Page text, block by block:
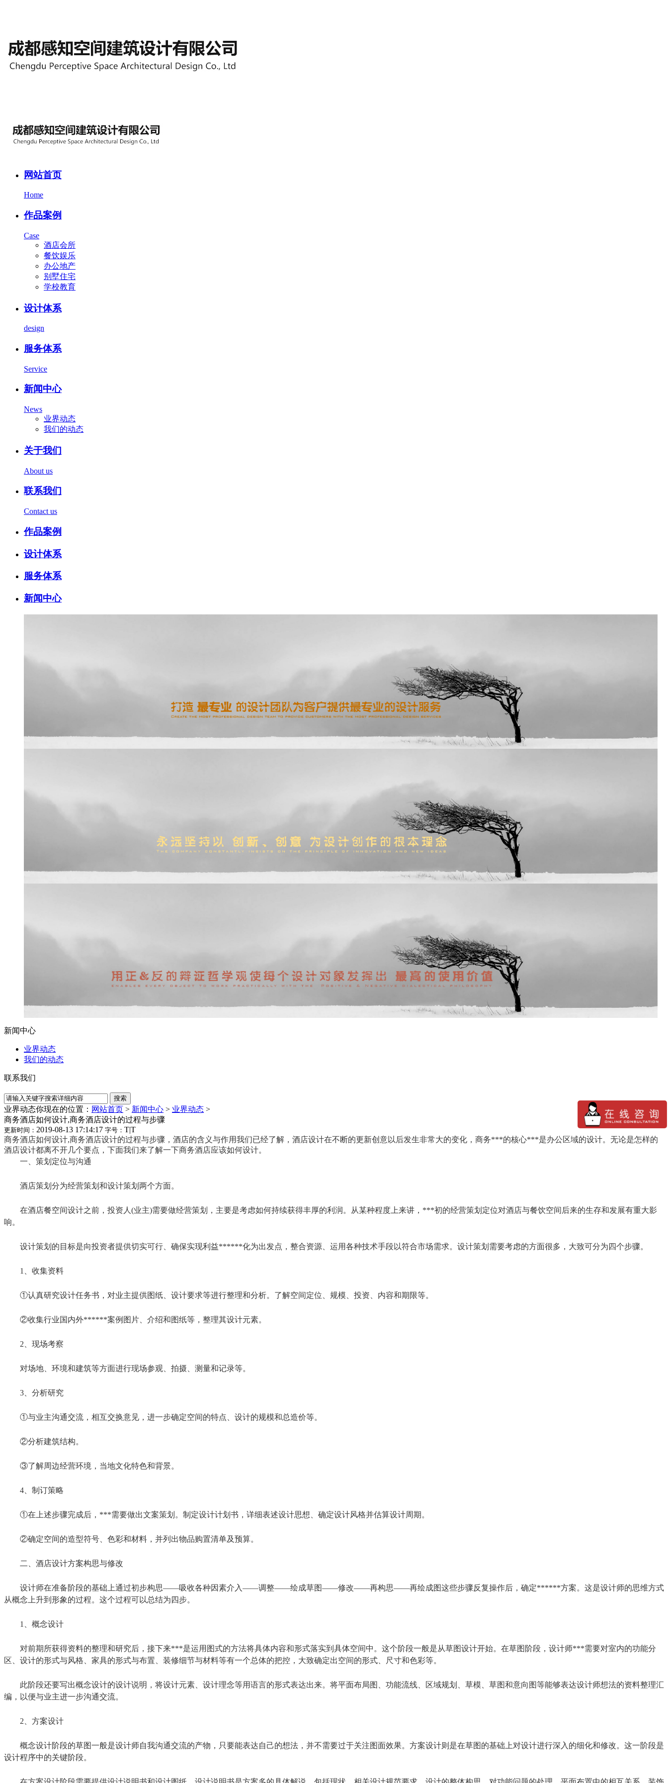
网站首页
Home
作品案例
Case
酒店会所
餐饮娱乐
办公地产
别墅住宅
学校教育
设计体系
design
服务体系
Service
新闻中心
News
业界动态
我们的动态
关于我们
About us
联系我们
Contact us
作品案例
设计体系
服务体系
新闻中心
新闻中心
业界动态
我们的动态
联系我们
业界动态你现在的位置： 网站首页 > 新闻中心 > 业界动态 >
商务酒店如何设计,商务酒店设计的过程与步骤
更新时间： 2019-08-13 17:14:17 字号： T|T
商务酒店如何设计,商务酒店设计的过程与步骤，酒店的含义与作用我们已经了解，酒店设计在不断的更新创意以后发生非常大的变化，商务***的核心***是办公区域的设计。无论是怎样的
酒店设计都离不开几个要点，下面我们来了解一下商务酒店应该如何设计。
一、策划定位与沟通
酒店策划分为经营策划和设计策划两个方面。
在酒店餐空间设计之前，投资人(业主)需要做经营策划，主要是考虑如何持续获得丰厚的利润。从某种程度上来讲，***初的经营策划定位对酒店与餐饮空间后来的生存和发展有重大影
响。
设计策划的目标是向投资者提供切实可行、确保实现利益******化为出发点，整合资源、运用各种技术手段以符合市场需求。设计策划需要考虑的方面很多，大致可分为四个步骤。
1、收集资料
①认真研究设计任务书，对业主提供图纸、设计要求等进行整理和分析。了解空间定位、规模、投资、内容和期限等。
②收集行业国内外******案例图片、介绍和图纸等，整理其设计元素。
2、现场考察
对场地、环境和建筑等方面进行现场参观、拍摄、测量和记录等。
3、分析研究
①与业主沟通交流，相互交换意见，进一步确定空间的特点、设计的规模和总造价等。
②分析建筑结构。
③了解周边经营环境，当地文化特色和背景。
4、制订策略
①在上述步骤完成后，***需要做出文案策划。制定设计计划书，详细表述设计思想、确定设计风格并估算设计周期。
②确定空间的造型符号、色彩和材料，并列出物品购置清单及预算。
二、酒店设计方案构思与修改
设计师在准备阶段的基础上通过初步构思——吸收各种因素介入——调整——绘成草图——修改——再构思——再绘成图这些步骤反复操作后，确定******方案。这是设计师的思维方式
从概念上升到形象的过程。这个过程可以总结为四步。
1、概念设计
对前期所获得资料的整理和研究后，接下来***是运用图式的方法将具体内容和形式落实到具体空间中。这个阶段一般是从草图设计开始。在草图阶段，设计师***需要对室内的功能分
区、设计的形式与风格、家具的形式与布置、装修细节与材料等有一个总体的把控，大致确定出空间的形式、尺寸和色彩等。
此阶段还要写出概念设计的设计说明，将设计元素、设计理念等用语言的形式表达出来。将平面布局图、功能流线、区域规划、草模、草图和意向图等能够表达设计师想法的资料整理汇
编，以便与业主进一步沟通交流。
2、方案设计
概念设计阶段的草图一般是设计师自我沟通交流的产物，只要能表达自己的想法，并不需要过于关注图面效果。方案设计则是在草图的基础上对设计进行深入的细化和修改。这一阶段是
设计程序中的关键阶段。